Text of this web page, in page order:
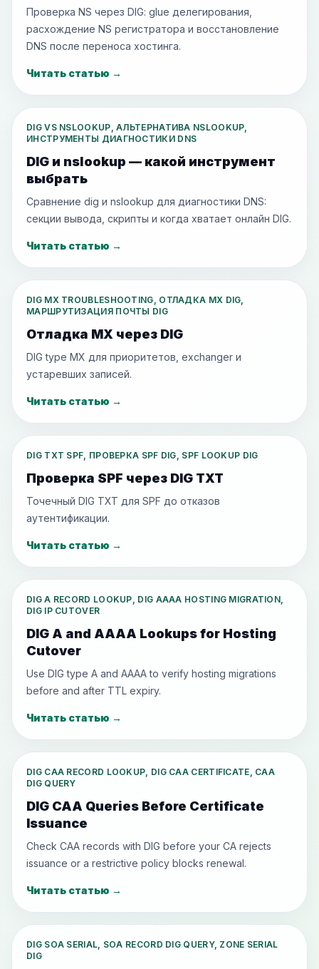
Проверка NS через DIG: glue делегирования,
расхождение NS регистратора и восстановление
DNS после переноса хостинга.
Читать статью →
DIG VS NSLOOKUP, АЛЬТЕРНАТИВА NSLOOKUP,
ИНСТРУМЕНТЫ ДИАГНОСТИКИ DNS
DIG и nslookup — какой инструмент
выбрать
Сравнение dig и nslookup для диагностики DNS:
секции вывода, скрипты и когда хватает онлайн DIG.
Читать статью →
DIG MX TROUBLESHOOTING, ОТЛАДКА MX DIG,
МАРШРУТИЗАЦИЯ ПОЧТЫ DIG
Отладка MX через DIG
DIG type MX для приоритетов, exchanger и
устаревших записей.
Читать статью →
DIG TXT SPF, ПРОВЕРКА SPF DIG, SPF LOOKUP DIG
Проверка SPF через DIG TXT
Точечный DIG TXT для SPF до отказов
аутентификации.
Читать статью →
DIG A RECORD LOOKUP, DIG AAAA HOSTING MIGRATION,
DIG IP CUTOVER
DIG A and AAAA Lookups for Hosting
Cutover
Use DIG type A and AAAA to verify hosting migrations
before and after TTL expiry.
Читать статью →
DIG CAA RECORD LOOKUP, DIG CAA CERTIFICATE, CAA
DIG QUERY
DIG CAA Queries Before Certificate
Issuance
Check CAA records with DIG before your CA rejects
issuance or a restrictive policy blocks renewal.
Читать статью →
DIG SOA SERIAL, SOA RECORD DIG QUERY, ZONE SERIAL
DIG